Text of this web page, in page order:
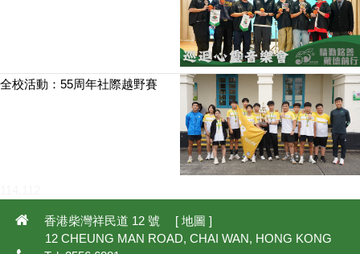
全校活動：55周年社際越野賽
香港柴灣祥民道 12 號 [ 地圖]
12 CHEUNG MAN ROAD, CHAI WAN, HONG KONG